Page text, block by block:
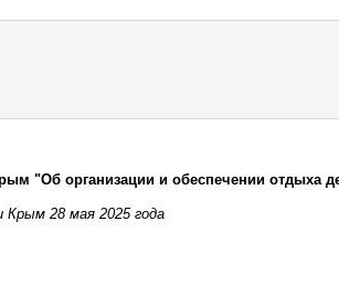
"Об организации и обеспечении отдыха
28 мая 2025 года